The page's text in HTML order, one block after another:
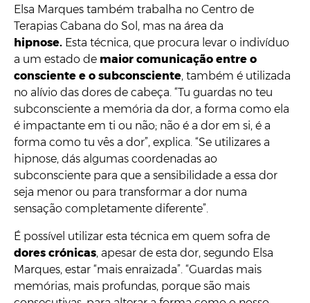
Elsa Marques também trabalha no Centro de
Terapias Cabana do Sol, mas na área da
hipnose. Esta técnica, que procura levar o indivíduo
a um estado de maior comunicação entre o
consciente e o subconsciente, também é utilizada
no alívio das dores de cabeça. “Tu guardas no teu
subconsciente a memória da dor, a forma como ela
é impactante em ti ou não; não é a dor em si, é a
forma como tu vês a dor”, explica. “Se utilizares a
hipnose, dás algumas coordenadas ao
subconsciente para que a sensibilidade a essa dor
seja menor ou para transformar a dor numa
sensação completamente diferente”.
É possível utilizar esta técnica em quem sofra de
dores crónicas, apesar de esta dor, segundo Elsa
Marques, estar “mais enraizada”. “Guardas mais
memórias, mais profundas, porque são mais